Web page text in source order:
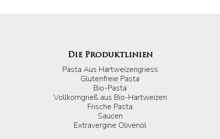
Die Produktlinien
Pasta Aus Hartweizengriess
Glutenfreie Pasta
Bio-Pasta
Vollkorngrieß aus Bio-Hartweizen
Frische Pasta
Saucen
Extravergine Olivenöl